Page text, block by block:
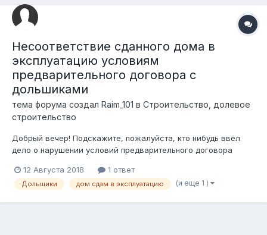
Несоответствие сданного дома в
эксплуатацию условиям
предварительного договора с
дольшиками
тема форума создал Raim_101 в Строительство, долевое
строительство
Добрый вечер! Подскажите, пожалуйста, кто нибудь ввёл
дело о нарушении условий предварительного договора
том, что дом сдан в эксплуатацию, но существует масса
недоделок согласно предварительному договору. Дольщики
12 Августа 2018 1 ответ
Дольщики дом сдам в эксплуатацию (и еще 1 )